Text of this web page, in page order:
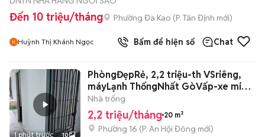
Đến 10 triệu/tháng Phường Đa Kao (P. Tân Định mới)
Huỳnh Thị Khánh Ngọc Bấm để hiện số Chat
1 phút trước 10
PhòngĐẹpRẻ, 2,2 triệu-th VSriêng,
máyLạnh ThốngNhất GòVấp-xe miễn
phí
Nhà trống
2,2 triệu/tháng 20 m²
Phường 16 (P. An Hội Đông mới)